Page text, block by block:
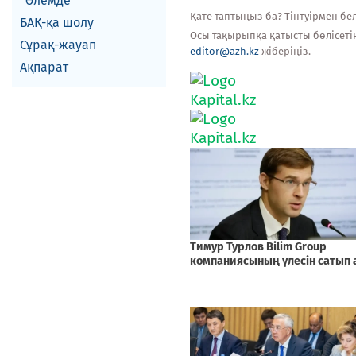
БАҚ-қа шолу
Сұрақ-жауап
Ақпарат
Қате таптыңыз ба? Тінтуірмен
Осы тақырыпқа қатысты
editor@azh.kz жіберіңіз.